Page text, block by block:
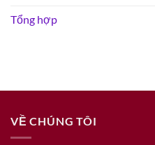
Tổng hợp
VỀ CHÚNG TÔI